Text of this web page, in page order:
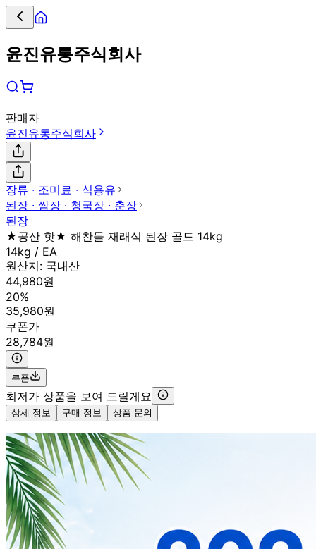
윤진유통주식회사
판매자
윤진유통주식회사
장류 ∙ 조미료 ∙ 식용유
된장 ∙ 쌈장 ∙ 청국장 ∙ 춘장
된장
★공산 핫★ 해찬들 재래식 된장 골드 14kg
14kg / EA
원산지: 국내산
44,980원
20%
35,980원
쿠폰가
28,784원
쿠폰
최저가 상품을 보여 드릴게요
상세 정보 구매 정보 상품 문의